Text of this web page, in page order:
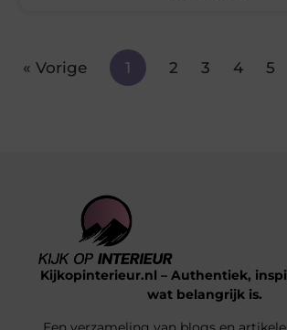
« Vorige 1 2 3 4 5
Kijkopinterieur.nl – Authentiek,
wat belangrijk is.